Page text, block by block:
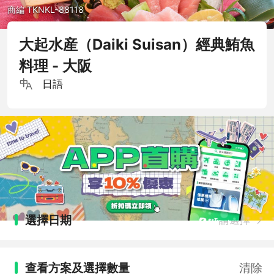
商編 TKNKL-88118
大起水産（Daiki Suisan）經典鮪魚
料理 - 大阪
日語
選擇日期 請選擇
查看方案及選擇數量 清除